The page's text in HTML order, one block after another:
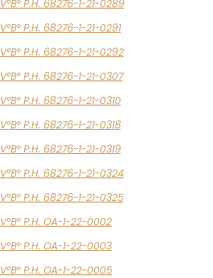
V°B° P.H. 68276-1-21-0289
V°B° P.H. 68276-1-21-0291
V°B° P.H. 68276-1-21-0292
V°B° P.H. 68276-1-21-0307
V°B° P.H. 68276-1-21-0310
V°B° P.H. 68276-1-21-0318
V°B° P.H. 68276-1-21-0319
V°B° P.H. 68276-1-21-0324
V°B° P.H. 68276-1-21-0325
V°B° P.H. OA-1-22-0002
V°B° P.H. OA-1-22-0003
V°B° P.H. OA-1-22-0005